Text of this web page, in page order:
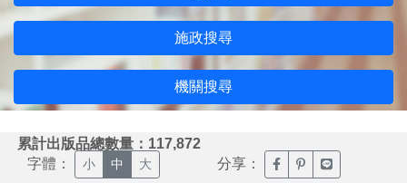
施政搜尋
機關搜尋
累計出版品總數量：117,872
字體： 小 中 大 分享： 臉書分享(另開新視窗)
噗浪分享(另開新
Line分享(另